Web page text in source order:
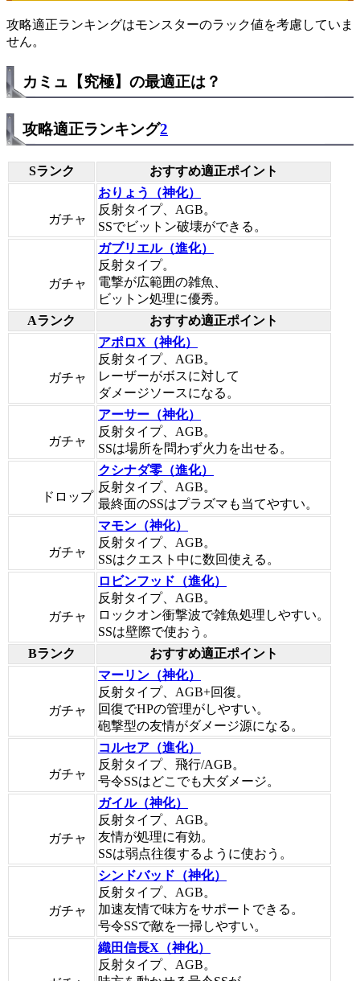
攻略適正ランキングはモンスターのラック値を考慮していま
せん。
カミュ【究極】の最適正は？
攻略適正ランキング2
Sランク おすすめ適正ポイント
ガチャ
おりょう（神化）
反射タイプ、AGB。
SSでビットン破壊ができる。
ガチャ
ガブリエル（進化）
反射タイプ。
電撃が広範囲の雑魚、
ビットン処理に優秀。
Aランク
おすすめ適正ポイント
ガチャ
アポロX（神化）
反射タイプ、AGB。
レーザーがボスに対して
ダメージソースになる。
ガチャ
アーサー（神化）
反射タイプ、AGB。
SSは場所を問わず火力を出せる。
ドロップ
クシナダ零（進化）
反射タイプ、AGB。
最終面のSSはプラズマも当てやすい。
ガチャ
マモン（神化）
反射タイプ、AGB。
SSはクエスト中に数回使える。
ガチャ
ロビンフッド（進化）
反射タイプ、AGB。
ロックオン衝撃波で雑魚処理しやすい。
SSは壁際で使おう。
Bランク
おすすめ適正ポイント
ガチャ
マーリン（神化）
反射タイプ、AGB+回復。
回復でHPの管理がしやすい。
砲撃型の友情がダメージ源になる。
ガチャ
コルセア（進化）
反射タイプ、飛行/AGB。
号令SSはどこでも大ダメージ。
ガチャ
ガイル（神化）
反射タイプ、AGB。
友情が処理に有効。
SSは弱点往復するように使おう。
ガチャ
シンドバッド（神化）
反射タイプ、AGB。
加速友情で味方をサポートできる。
号令SSで敵を一掃しやすい。
織田信長X（神化）
反射タイプ、AGB。